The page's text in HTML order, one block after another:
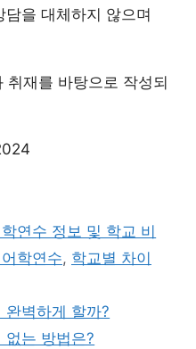
을 대체하지 않으며
취재를 바탕으로 작성되
연수 정보 및 학교 비
학연수, 학교별 차이
벽하게 할까?
없는 방법은?